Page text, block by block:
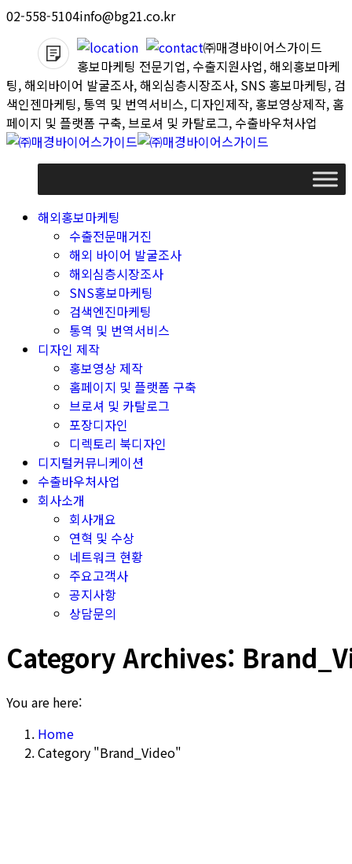
Skip
content
02-558-5104info@bg21.co.kr
㈜매경바이어스가이드
홍보마케팅 전문기업, 수출지원사업, 해외홍보마케
팅, 해외바이어 발굴조사, 해외심층시장조사, SNS 홍보마케팅, 검
색인젠마케팅, 통역 및 번역서비스, 디자인제작, 홍보영상제작, 홈
페이지 및 플랫폼 구축, 브로셔 및 카탈로그, 수출바우처사업
해외홍보마케팅
수출전문매거진
해외 바이어 발굴조사
해외심층시장조사
SNS홍보마케팅
검색엔진마케팅
통역 및 번역서비스
디자인 제작
홍보영상 제작
홈페이지 및 플랫폼 구축
브로셔 및 카탈로그
포장디자인
디렉토리 북디자인
디지털커뮤니케이션
수출바우처사업
회사소개
회사개요
연혁 및 수상
네트워크 현황
주요고객사
공지사항
상담문의
Category Archives:
You are here:
Home
Category "Brand_Video"